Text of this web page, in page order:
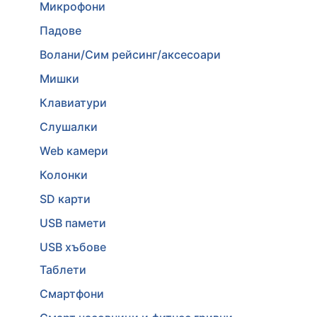
Микрофони
Падове
Волани/Сим рейсинг/аксесоари
Мишки
Клавиатури
Слушалки
Web камери
Колонки
SD карти
USB памети
USB хъбове
Таблети
Смартфони